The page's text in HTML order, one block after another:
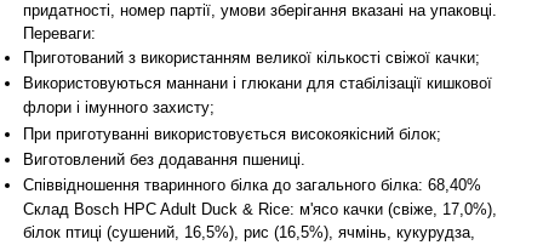
придатності, номер партії, умови зберігання вказані на упаковці.
Переваги:
Приготований з використанням великої кількості свіжої качки;
Використовуються маннани і глюкани для стабілізації кишкової
флори і імунного захисту;
При приготуванні використовується високоякісний білок;
Виготовлений без додавання пшениці.
Співвідношення тваринного білка до загального білка: 68,40%
Склад Bosch HPC Adult Duck & Rice: м'ясо качки (свіже, 17,0%),
білок птиці (сушений, 16,5%), рис (16,5%), ячмінь, кукурудза,